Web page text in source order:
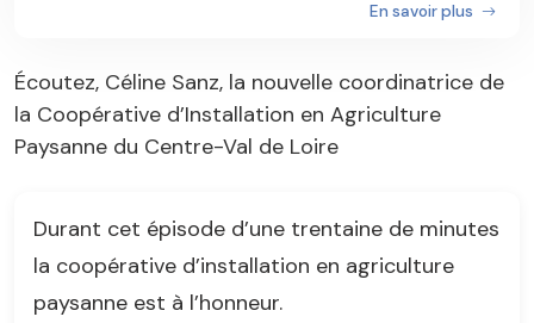
En savoir plus
Écoutez, Céline Sanz, la nouvelle coordinatrice de
la Coopérative d’Installation en Agriculture
Paysanne du Centre-Val de Loire
Durant cet épisode d’une trentaine de minutes
la coopérative d’installation en agriculture
paysanne est à l’honneur.